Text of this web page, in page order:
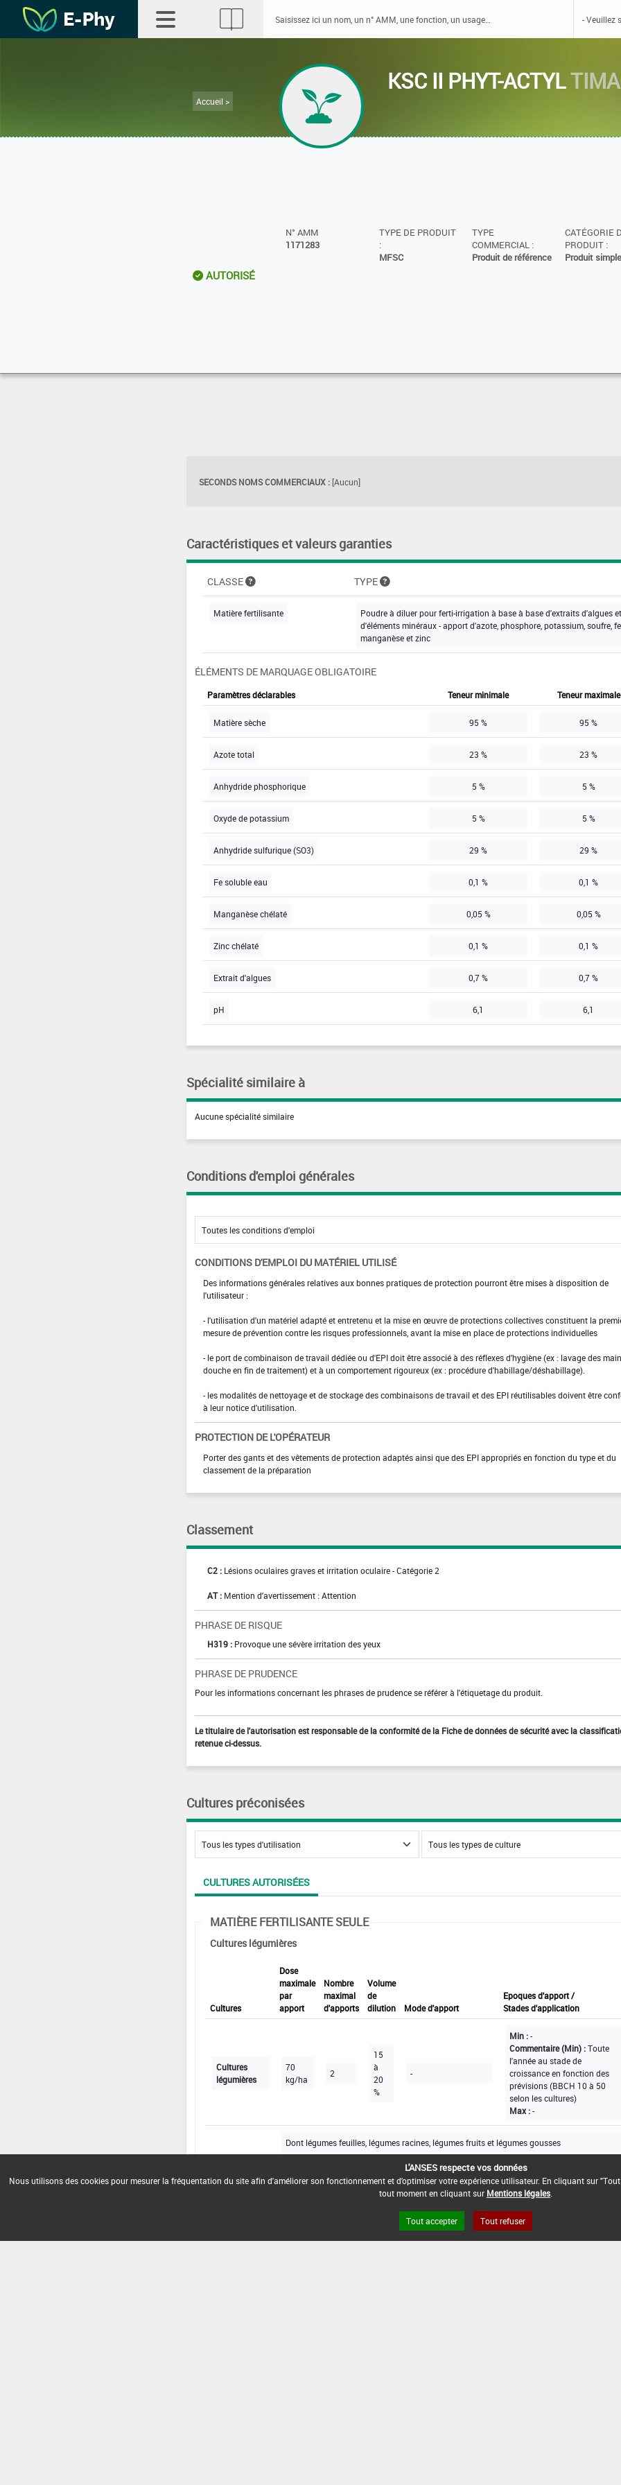
Accueil >
KSC II PHYT-ACTYL
N° AMM
1171283
TYPE DE PRODUIT
:
MFSC
TYPE
COMMERCIAL :
Produit de référence
CATÉGORIE
PRODUIT :
Produit
AUTORISÉ
SECONDS NOMS COMMERCIAUX : [Aucun]
Caractéristiques et valeurs garanties
CLASSE TYPE
Matière fertilisante
Poudre à diluer pour ferti-irrigation à base à base d'extraits d'algues et
d'éléments minéraux - apport d'azote, phosphore, potassium, soufre,
manganèse et zinc
ÉLÉMENTS DE MARQUAGE OBLIGATOIRE
Paramètres déclarables Teneur minimale Teneur maximale
Matière sèche 95 % 95 %
Azote total 23 % 23 %
Anhydride phosphorique 5 % 5 %
Oxyde de potassium 5 % 5 %
Anhydride sulfurique (SO3) 29 % 29 %
Fe soluble eau 0,1 % 0,1 %
Manganèse chélaté 0,05 % 0,05 %
Zinc chélaté 0,1 % 0,1 %
Extrait d'algues 0,7 % 0,7 %
pH 6,1 6,1
Spécialité similaire à
Aucune spécialité similaire
Conditions d'emploi générales
CONDITIONS D'EMPLOI DU MATÉRIEL UTILISÉ
Des informations générales relatives aux bonnes pratiques de protection pourront être mises à disposition de
l'utilisateur :
- l'utilisation d'un matériel adapté et entretenu et la mise en œuvre de protections collectives constituent la
mesure de prévention contre les risques professionnels, avant la mise en place de protections individuelles
- le port de combinaison de travail dédiée ou d'EPI doit être associé à des réflexes d'hygiène (ex : lavage des
douche en fin de traitement) et à un comportement rigoureux (ex : procédure d'habillage/déshabillage).
- les modalités de nettoyage et de stockage des combinaisons de travail et des EPI réutilisables doivent être
à leur notice d'utilisation.
PROTECTION DE L'OPÉRATEUR
Porter des gants et des vêtements de protection adaptés ainsi que des EPI appropriés en fonction du type et du
classement de la préparation
Classement
C2 : Lésions oculaires graves et irritation oculaire - Catégorie 2
AT : Mention d'avertissement : Attention
PHRASE DE RISQUE
H319 : Provoque une sévère irritation des yeux
PHRASE DE PRUDENCE
Pour les informations concernant les phrases de prudence se référer à l'étiquetage du produit.
Le titulaire de l'autorisation est responsable de la conformité de la Fiche de données de sécurité avec la
retenue ci-dessus.
Cultures préconisées
CULTURES AUTORISÉES
MATIÈRE FERTILISANTE SEULE
Cultures légumières
Cultures
Dose
maximale
par
apport
Nombre
maximal
d'apports
Volume
de
dilution
Mode d'apport
Epoques d'apport /
Stades d'application
Cultures
légumières
70
kg/ha
2
15
à
20
%
-
Min :-
Commentaire (Min) :Toute
l'année au stade de
croissance en fonction des
prévisions (BBCH 10 à 50
selon les cultures)
Max :-
Dont légumes feuilles, légumes racines, légumes fruits et légumes gousses
L'ANSES respecte vos données
Nous utilisons des cookies pour mesurer la fréquentation du site afin d'améliorer son fonctionnement et d'optimiser votre expérience utilisateur. En cliquant sur
tout moment en cliquant sur Mentions légales
Tout accepter Tout refuser